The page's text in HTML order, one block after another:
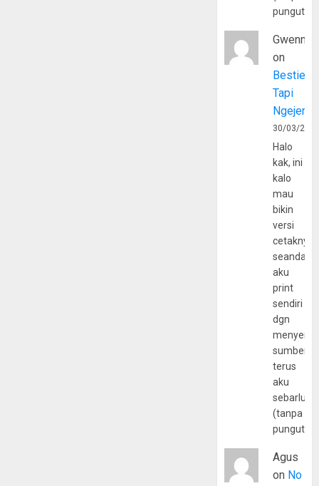
Gwenny
on
Bestie
Tapi
30/03/
Halo
kak, ini
kalo
mau
bikin
versi
cetaknya
aku
print
sendiri
dgn
sumber
terus
aku
(tanpa
Agus
on No